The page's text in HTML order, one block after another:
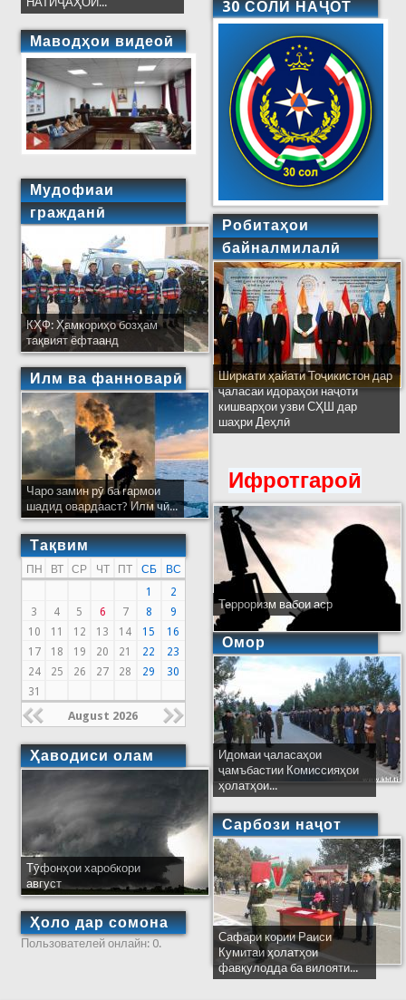
Маводҳои видеоӣ
Мудофиаи
гражданӣ
КҲФ: Ҳамкориҳо бозҳам
тақвият ёфтаанд
Илм ва фанноварӣ
Чаро замин рӯ ба гармои
шадид овардааст? Илм чӣ...
Тақвим
ПН ВТ СР ЧТ ПТ СБ
ВС
1
2
3
4 5 6 7 8
9
10
11 12 13 14 15
16
17
18 19 20 21 22
23
24
25 26 27 28 29
30
31
August 2026
Ҳаводиси олам
Тӯфонҳои харобкори
август
Ҳоло дар сомона
Пользователей онлайн: 0.
30 СОЛИ НАҶОТ
Робитаҳои
байналмилалӣ
Ширкати ҳайати Тоҷикистон дар
ҷаласаи идораҳои наҷоти
кишварҳои узви СҲШ дар
шаҳри Деҳлӣ
Ифротгароӣ
Терроризм вабои аср
Омор
Идомаи ҷаласаҳои
ҷамъбастии Комиссияҳои
ҳолатҳои...
Сарбози наҷот
Сафари кории Раиси
Кумитаи ҳолатҳои
фавқулодда ба вилояти...